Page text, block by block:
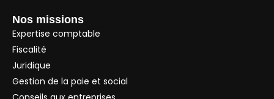
Nos missions
Expertise comptable
Fiscalité
Juridique
Gestion de la paie et social